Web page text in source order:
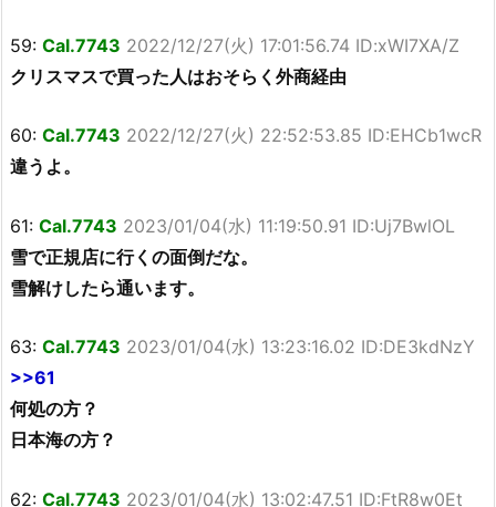
59: Cal.7743 2022/12/27(火) 17:01:56.74 ID:xWI7XA/Z
クリスマスで買った人はおそらく外商経由
60: Cal.7743 2022/12/27(火) 22:52:53.85 ID:EHCb1wcR
違うよ。
61: Cal.7743 2023/01/04(水) 11:19:50.91 ID:Uj7BwlOL
雪で正規店に行くの面倒だな。
雪解けしたら通います。
63: Cal.7743 2023/01/04(水) 13:23:16.02 ID:DE3kdNzY
>>61
何処の方？
日本海の方？
62: Cal.7743 2023/01/04(水) 13:02:47.51 ID:FtR8w0Et